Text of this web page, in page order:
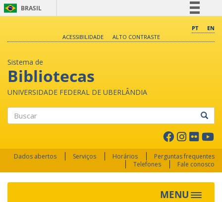
BRASIL
Comunica BR
PT
EN
ACESSIBILIDADE
ALTO CONTRASTE
Sistema de
Bibliotecas
UNIVERSIDADE FEDERAL DE UBERLÂNDIA
Dados abertos Serviços Horários
Perguntas frequentes
Telefones
Fale conosco
MENU Toggle